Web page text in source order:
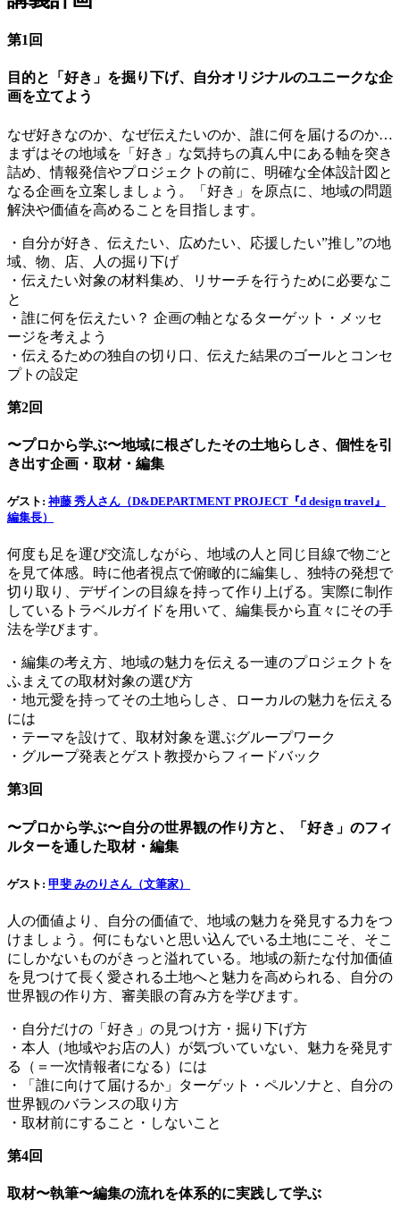
第1回
目的と「好き」を掘り下げ、自分オリジナルのユニークな企
画を立てよう
なぜ好きなのか、なぜ伝えたいのか、誰に何を届けるのか…
まずはその地域を「好き」な気持ちの真ん中にある軸を突き
詰め、情報発信やプロジェクトの前に、明確な全体設計図と
なる企画を立案しましょう。「好き」を原点に、地域の問題
解決や価値を高めることを目指します。
・自分が好き、伝えたい、広めたい、応援したい”推し”の地
域、物、店、人の掘り下げ
・伝えたい対象の材料集め、リサーチを行うために必要なこ
と
・誰に何を伝えたい？ 企画の軸となるターゲット・メッセ
ージを考えよう
・伝えるための独自の切り口、伝えた結果のゴールとコンセ
プトの設定
第2回
〜プロから学ぶ〜地域に根ざしたその土地らしさ、個性を引
き出す企画・取材・編集
ゲスト: 神藤 秀人さん（D&DEPARTMENT PROJECT『d design travel』
編集長）
何度も足を運び交流しながら、地域の人と同じ目線で物ごと
を見て体感。時に他者視点で俯瞰的に編集し、独特の発想で
切り取り、デザインの目線を持って作り上げる。実際に制作
しているトラベルガイドを用いて、編集長から直々にその手
法を学びます。
・編集の考え方、地域の魅力を伝える一連のプロジェクトを
ふまえての取材対象の選び方
・地元愛を持ってその土地らしさ、ローカルの魅力を伝える
には
・テーマを設けて、取材対象を選ぶグループワーク
・グループ発表とゲスト教授からフィードバック
第3回
〜プロから学ぶ〜自分の世界観の作り方と、「好き」のフィ
ルターを通した取材・編集
ゲスト: 甲斐 みのりさん（文筆家）
人の価値より、自分の価値で、地域の魅力を発見する力をつ
けましょう。何にもないと思い込んでいる土地にこそ、そこ
にしかないものがきっと溢れている。地域の新たな付加価値
を見つけて長く愛される土地へと魅力を高められる、自分の
世界観の作り方、審美眼の育み方を学びます。
・自分だけの「好き」の見つけ方・掘り下げ方
・本人（地域やお店の人）が気づいていない、魅力を発見す
る（＝一次情報者になる）には
・「誰に向けて届けるか」ターゲット・ペルソナと、自分の
世界観のバランスの取り方
・取材前にすること・しないこと
第4回
取材〜執筆〜編集の流れを体系的に実践して学ぶ